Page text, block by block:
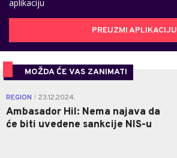
aplikaciju
PREUZMI APLIKACIJU
MOŽDA ĆE VAS ZANIMATI
REGION 23.12.2024.
Ambasador Hil: Nema najava da
će biti uvedene sankcije NIS-u